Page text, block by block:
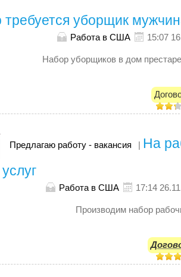
требуется уборщик
Работа в США 15:07
Набор уборщиков в дом
Предлагаю работу - вакансия | На
Работа в США 17:14
Производим набор